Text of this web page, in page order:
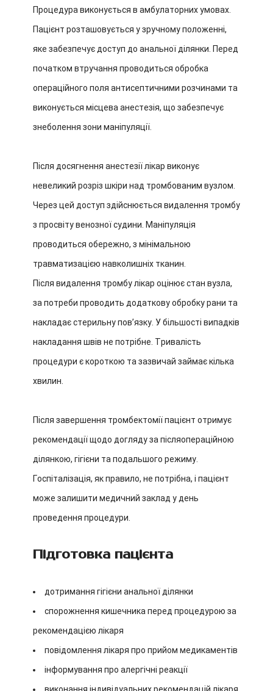
Процедура виконується в амбулаторних умовах.
Пацієнт розташовується у зручному положенні,
яке забезпечує доступ до анальної ділянки. Перед
початком втручання проводиться обробка
операційного поля антисептичними розчинами та
виконується місцева анестезія, що забезпечує
знеболення зони маніпуляції.
Після досягнення анестезії лікар виконує
невеликий розріз шкіри над тромбованим вузлом.
Через цей доступ здійснюється видалення тромбу
з просвіту венозної судини. Маніпуляція
проводиться обережно, з мінімальною
травматизацією навколишніх тканин.
Після видалення тромбу лікар оцінює стан вузла,
за потреби проводить додаткову обробку рани та
накладає стерильну пов’язку. У більшості випадків
накладання швів не потрібне. Тривалість
процедури є короткою та зазвичай займає кілька
хвилин.
Після завершення тромбектомії пацієнт отримує
рекомендації щодо догляду за післяопераційною
ділянкою, гігієни та подальшого режиму.
Госпіталізація, як правило, не потрібна, і пацієнт
може залишити медичний заклад у день
проведення процедури.
Підготовка пацієнта
дотримання гігієни анальної ділянки
спорожнення кишечника перед процедурою за
рекомендацією лікаря
повідомлення лікаря про прийом медикаментів
інформування про алергічні реакції